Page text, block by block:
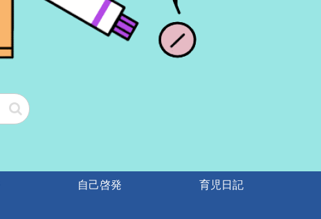
自己啓発 育児日記